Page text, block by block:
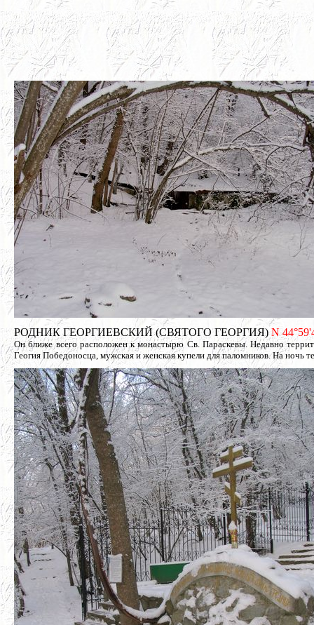
РОДНИК ГЕОРГИЕВСКИЙ (СВЯТОГО ГЕОРГИЯ) N
Он ближе всего расположен к монастырю Св. Параскевы. Недавно
Геогия Победоносца, мужская и женская купели для паломников. На ночь